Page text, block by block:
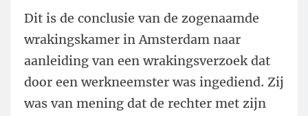
Dit is de conclusie van de zogenaamde
wrakingskamer in Amsterdam naar
aanleiding van een wrakingsverzoek dat
door een werkneemster was ingediend. Zij
was van mening dat de rechter met zijn